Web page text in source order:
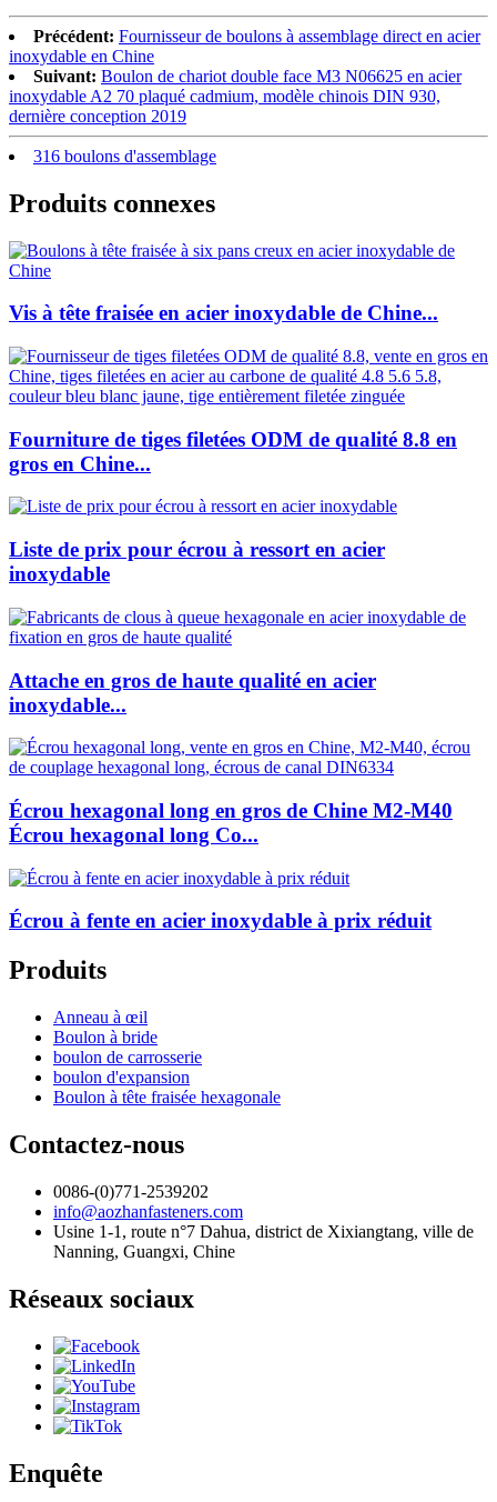
Précédent: Fournisseur de boulons à assemblage direct en acier
inoxydable en Chine
Suivant: Boulon de chariot double face M3 N06625 en acier
inoxydable A2 70 plaqué cadmium, modèle chinois DIN 930,
dernière conception 2019
316 boulons d'assemblage
Produits connexes
Vis à tête fraisée en acier inoxydable de Chine...
Fourniture de tiges filetées ODM de qualité 8.8 en
gros en Chine...
Liste de prix pour écrou à ressort en acier
inoxydable
Attache en gros de haute qualité en acier
inoxydable...
Écrou hexagonal long en gros de Chine M2-M40
Écrou hexagonal long Co...
Écrou à fente en acier inoxydable à prix réduit
Produits
Anneau à œil
Boulon à bride
boulon de carrosserie
boulon d'expansion
Boulon à tête fraisée hexagonale
Contactez-nous
0086-(0)771-2539202
info@aozhanfasteners.com
Usine 1-1, route n°7 Dahua, district de Xixiangtang, ville de
Nanning, Guangxi, Chine
Réseaux sociaux
Enquête